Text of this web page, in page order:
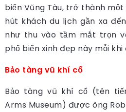
biển Vũng Tàu, trở thành
hút khách du lịch gần xa
như thu vào tầm mắt trọn
phố biển xinh đẹp này mỗi khi
Bảo tàng vũ khí cổ
Bảo tàng vũ khí cổ (tên
Arms Museum) được ông